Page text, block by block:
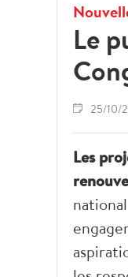
Le
25/10/
Les